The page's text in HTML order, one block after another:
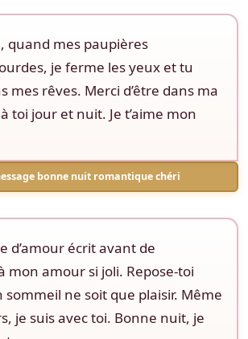
quand mes paupières
je ferme les yeux et tu
mes rêves. Merci d’être dans ma
toi jour et nuit. Je t’aime mon
bonne nuit romantique chéri
d’amour écrit avant de
mon amour si joli. Repose-toi
sommeil ne soit que plaisir. Même
je suis avec toi. Bonne nuit, je